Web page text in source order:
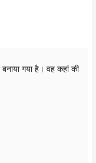
गया है। वह कहां की